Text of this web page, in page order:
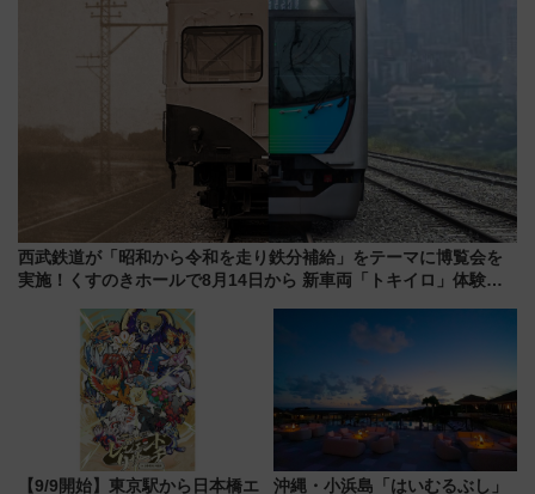
西武鉄道が「昭和から令和を走り鉄分補給」をテーマに博覧会を
実施！くすのきホールで8月14日から 新車両「トキイロ」体験ブ
【9/9開始】東京駅から日本橋エ
沖縄・小浜島「はいむるぶし」